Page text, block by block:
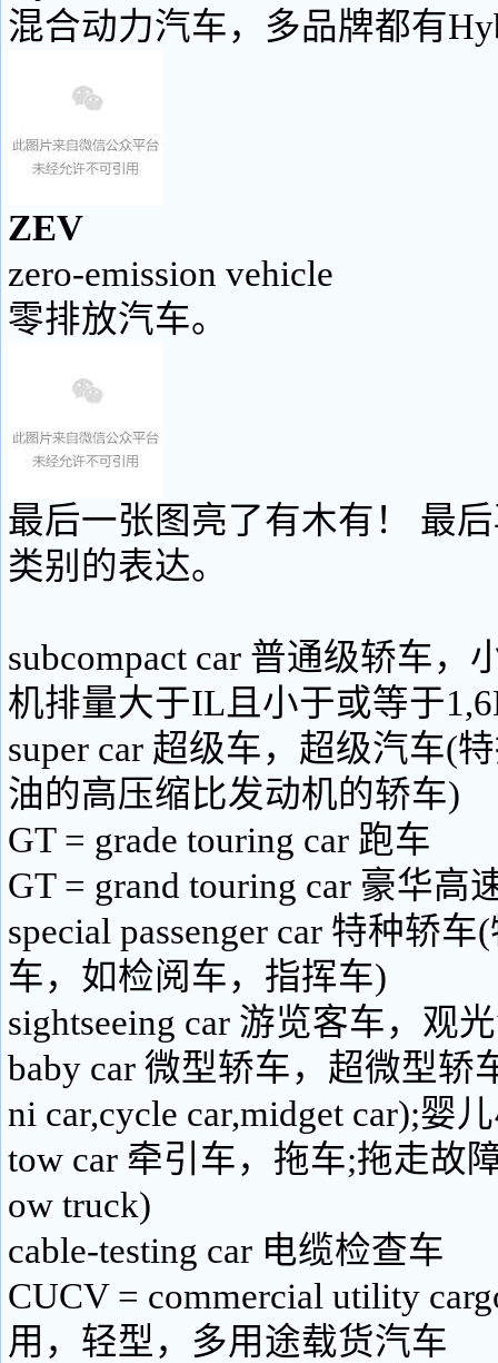
混合动力汽车，多品牌都有
ZEV
zero-emission vehicle
零排放汽车。
最后一张图亮了有木有！ 最
类别的表达。
subcompact car 普通级轿车，
机排量大于IL且小于或等于
super car 超级车，超级汽车(
油的高压缩比发动机的轿车)
GT = grade touring car 跑车
GT = grand touring car 豪华高
special passenger car 特种轿
车，如检阅车，指挥车)
sightseeing car 游览客车，观
baby car 微型轿车，超微型轿
ni car,cycle car,midget car);婴
tow car 牵引车，拖车;拖走故
ow truck)
cable-testing car 电缆检查车
CUCV = commercial utility
用，轻型，多用途载货汽车